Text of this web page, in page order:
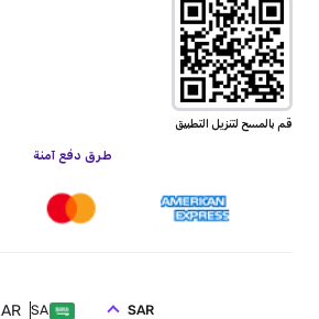
قم بالمسح لتنزيل التطبيق
طرق دفع آمنة
SA
AR SAR